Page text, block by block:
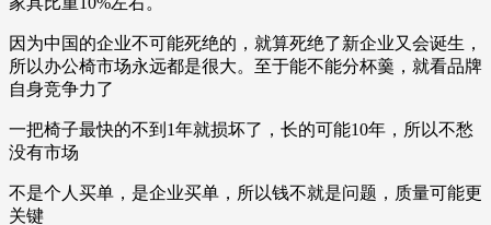
因为中国的企业不可能死绝的，就算死绝了新企业又会诞生，
所以办公椅市场永远都是很大。至于能不能分杯羹，就看品牌
自身竞争力了
一把椅子最快的不到1年就损坏了，长的可能10年，所以不愁
没有市场
不是个人买单，是企业买单，所以钱不就是问题，质量可能更
关键